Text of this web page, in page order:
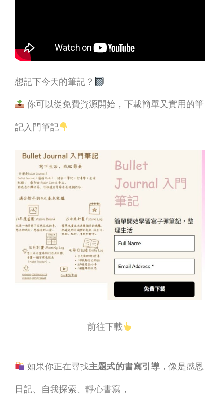
想記下今天的筆記？
你可以從免費資源開始，下載簡單又實用的筆
記入門筆記
前往下載
如果你正在尋找主題式的書寫引導，像是感恩
日記、自我探索、靜心書寫，